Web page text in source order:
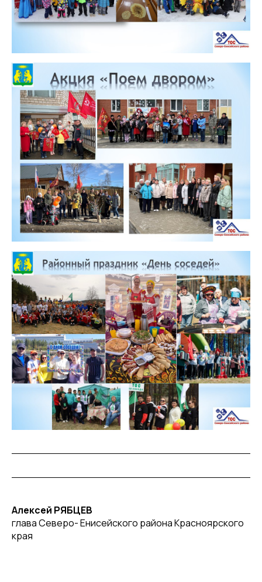
Алексей РЯБЦЕВ
глава Северо- Енисейского района Красноярского
края